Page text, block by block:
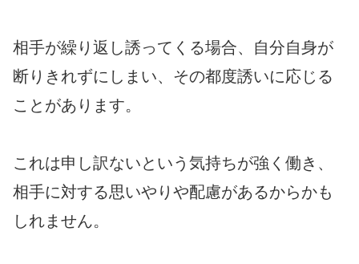
相手が繰り返し誘ってくる場合、自分自身が
断りきれずにしまい、その都度誘いに応じる
ことがあります。
これは申し訳ないという気持ちが強く働き、
相手に対する思いやりや配慮があるからかも
しれません。